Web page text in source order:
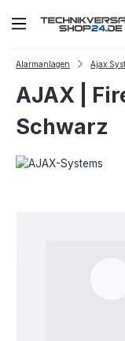
Zum Hauptinhalt
Alarmanlagen Ajax
AJAX |
Schwarz